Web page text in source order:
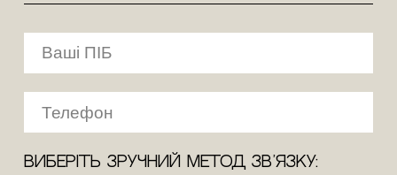
Виберіть зручний метод зв’язку: